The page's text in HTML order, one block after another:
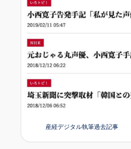
産経デジタル執筆過去記事